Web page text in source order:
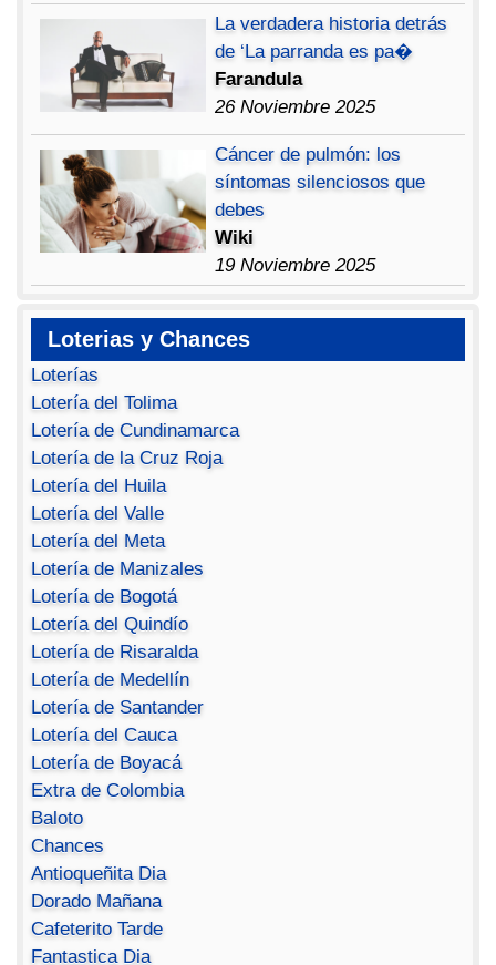
La verdadera historia detrás
de ‘La parranda es pa�
Farandula
26 Noviembre 2025
Cáncer de pulmón: los
síntomas silenciosos que
debes
Wiki
19 Noviembre 2025
Loterias y Chances
Loterías
Lotería del Tolima
Lotería de Cundinamarca
Lotería de la Cruz Roja
Lotería del Huila
Lotería del Valle
Lotería del Meta
Lotería de Manizales
Lotería de Bogotá
Lotería del Quindío
Lotería de Risaralda
Lotería de Medellín
Lotería de Santander
Lotería del Cauca
Lotería de Boyacá
Extra de Colombia
Baloto
Chances
Antioqueñita Dia
Dorado Mañana
Cafeterito Tarde
Fantastica Dia